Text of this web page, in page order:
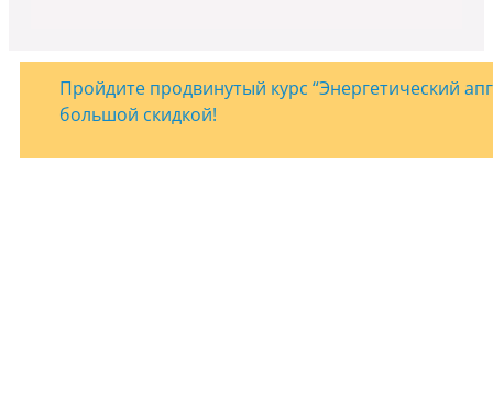
Пройдите продвинутый курс “Энергетический
большой скидкой!